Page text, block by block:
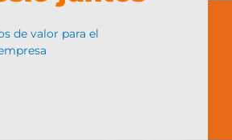
de valor para el